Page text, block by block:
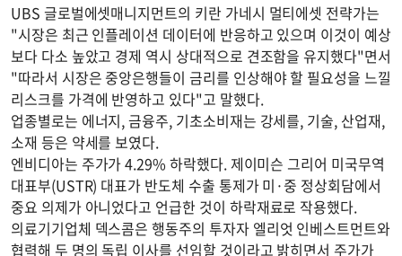
UBS 글로벌에셋매니지먼트의 키란 가네시 멀티에셋 전략가는
"시장은 최근 인플레이션 데이터에 반응하고 있으며 이것이 예상
보다 다소 높았고 경제 역시 상대적으로 견조함을 유지했다"면서
"따라서 시장은 중앙은행들이 금리를 인상해야 할 필요성을 느낄
리스크를 가격에 반영하고 있다"고 말했다.
업종별로는 에너지, 금융주, 기초소비재는 강세를, 기술, 산업재,
소재 등은 약세를 보였다.
엔비디아는 주가가 4.29% 하락했다. 제이미슨 그리어 미국무역
대표부(USTR) 대표가 반도체 수출 통제가 미·중 정상회담에서
중요 의제가 아니었다고 언급한 것이 하락재료로 작용했다.
의료기기업체 덱스콤은 행동주의 투자자 엘리엇 인베스트먼트와
협력해 두 명의 독립 이사를 선임할 것이라고 밝히면서 주가가